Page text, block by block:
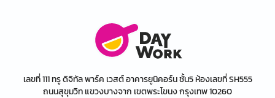
เลขที่ 111 ทรู ดิจิทัล พาร์ค เวสต์ อาคารยูนิคอร์น ชั้น5 ห้องเลขที่ SH555
ถนนสุขุมวิท แขวงบางจาก เขตพระโขนง กรุงเทพ 10260